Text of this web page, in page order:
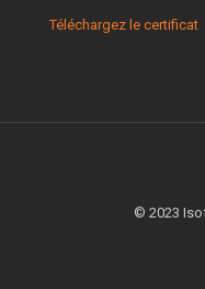
Téléchargez le certificat
© 2023